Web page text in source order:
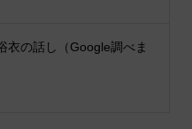
衣の話し（Google調べま